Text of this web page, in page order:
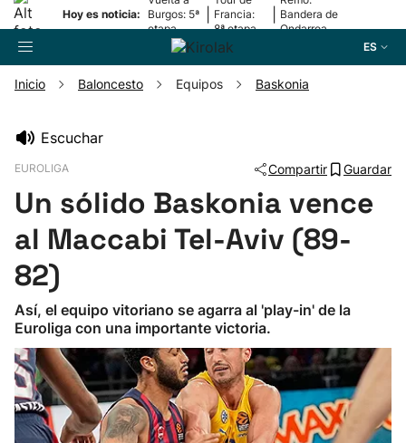
Hoy es noticia:
Burgos: 5ª
etapa
Francia:
8ª etapa
Bandera de
Ondarroa
ES
Pelota
Remo
Baloncesto
Ciclismo
Herri-kirolak
Inicio Baloncesto Equipos Baskonia
Escuchar
EUROLIGA Compartir Guardar
Un sólido Baskonia vence
al Maccabi Tel-Aviv (89-
82)
Así, el equipo vitoriano se agarra al 'play-in' de la
Euroliga con una importante victoria.